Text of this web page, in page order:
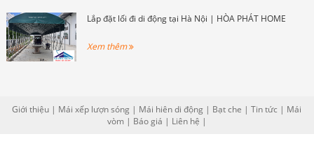
Lắp đặt lối đi di động tại Hà Nội | HÒA PHÁT HOME
Xem thêm
Giới thiệu | Mái xếp lượn sóng | Mái hiên di động | Bạt che |Tin tức | Mái
vòm| Báo giá | Liên hệ |